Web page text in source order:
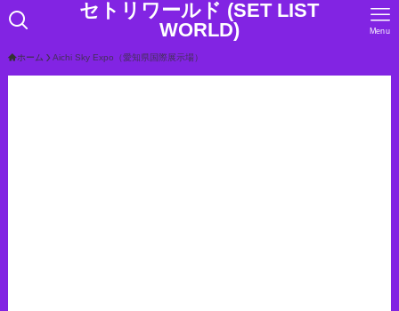
セトリワールド (SET LIST
WORLD)
Menu
ホーム Aichi Sky Expo（愛知県国際展示場）